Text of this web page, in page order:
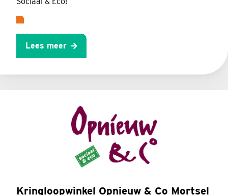
Lees meer
Kringloopwinkel Opnieuw & Co Mortsel